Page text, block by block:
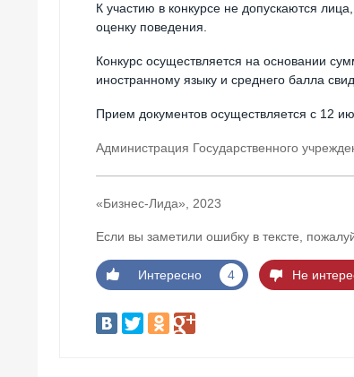
К участию в конкурсе не допускаются
оценку поведения.
Конкурс осуществляется на основании
иностранному языку и среднего балла
Прием документов осуществляется с 12
Администрация Государственного
«Бизнес-Лида», 2023
Если вы заметили ошибку в тексте,
Интересно 4 Не